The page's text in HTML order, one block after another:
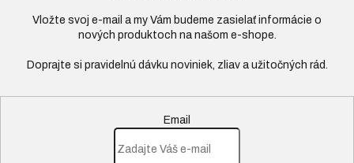
Vložte svoj e-mail a my Vám budeme zasielať informácie o
nových produktoch na našom e-shope.
Email